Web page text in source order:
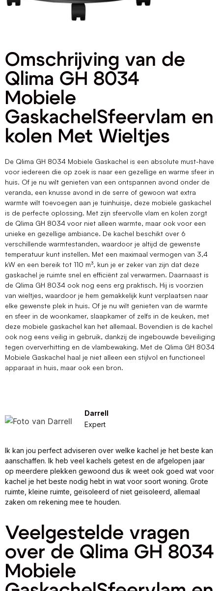
Omschrijving van de
Qlima GH 8034
Mobiele
GaskachelSfeervlam en
kolen Met Wieltjes
De Qlima GH 8034 Mobiele Gaskachel is een absolute must-have
voor iedereen die op zoek is naar een gezellige en warme sfeer in
huis. Of je nu wilt genieten van een ontspannen avond onder de
veranda, een knusse avond in de serre of gewoon wat extra
warmte wilt toevoegen aan je tuinhuisje, deze mobiele gaskachel
is de perfecte oplossing. Met zijn sfeervolle vlam en kolen zorgt
de Qlima GH 8034 voor niet alleen warmte, maar ook voor een
unieke en gezellige ambiance. De kachel beschikt over 6
verschillende warmtestanden, waardoor je altijd de gewenste
temperatuur kunt instellen. Met een maximaal vermogen van 3,4
kW en een bereik tot 110 m³, kun je er zeker van zijn dat deze
gaskachel je ruimte snel en efficiënt zal verwarmen. Daarnaast is
de Qlima GH 8034 ook nog eens erg praktisch. Hij is voorzien
van wieltjes, waardoor je hem gemakkelijk kunt verplaatsen naar
elke gewenste plek in huis. Of je nu wilt genieten van de warmte
en sfeer in de woonkamer, slaapkamer of zelfs in de keuken, met
deze mobiele gaskachel kan het allemaal. Bovendien is de kachel
ook nog eens veilig in gebruik, dankzij de ingebouwde beveiliging
tegen oververhitting en de vlambewaking. Met de Qlima GH 8034
Mobiele Gaskachel haal je niet alleen een stijlvol en functioneel
apparaat in huis, maar ook een bron.
Darrell
Expert
Ik kan jou perfect adviseren over welke kachel je het beste kan
aanschaffen. Ik heb veel kachels getest en de afgelopen jaar
op meerdere plekken gewoond dus ik weet ook goed wat voor
kachel je het beste nodig hebt in wat voor soort woning. Grote
ruimte, kleine ruimte, geïsoleerd of niet geïsoleerd, allemaal
zaken om rekening mee te houden.
Veelgestelde vragen
over de Qlima GH 8034
Mobiele